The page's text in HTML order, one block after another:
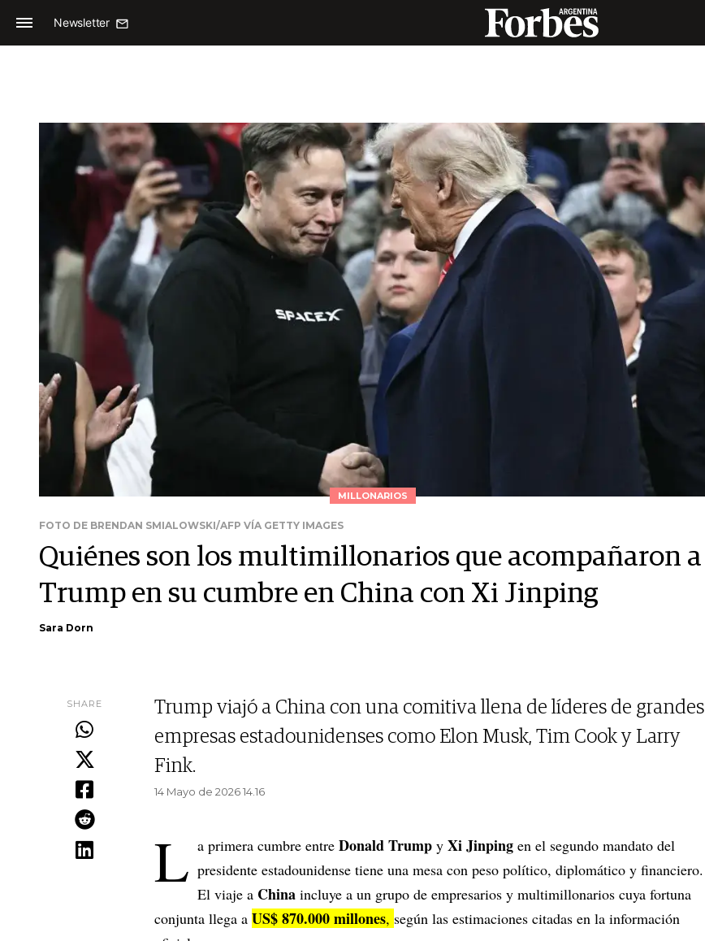
Newsletter
MILLONARIOS
FOTO DE BRENDAN SMIALOWSKI/AFP VÍA GETTY IMAGES
Quiénes son los multimillonarios que acompañaron a
Trump en su cumbre en China con Xi Jinping
Sara Dorn
SHARE
Trump viajó a China con una comitiva llena de líderes de grandes
empresas estadounidenses como Elon Musk, Tim Cook y Larry
Fink.
14 Mayo de 2026 14.16
L a primera cumbre entre Donald Trump y Xi Jinping en el segundo mandato del
presidente estadounidense tiene una mesa con peso político, diplomático y financiero.
El viaje a China incluye a un grupo de empresarios y multimillonarios cuya fortuna
conjunta llega a US$ 870.000 millones, según las estimaciones citadas en la información